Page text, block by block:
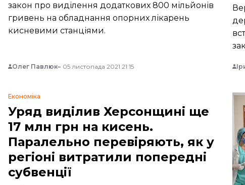
закон про виділення додаткових 800 мільйонів
гривень на обладнання опорних лікарень
кисневими станціями.
Олег Павлюк 05 листопада 2021 21:15
Економіка
Уряд виділив Херсонщині ще
17 млн грн на кисень.
Паралельно перевіряють, як у
регіоні витратили попередні
субвенції